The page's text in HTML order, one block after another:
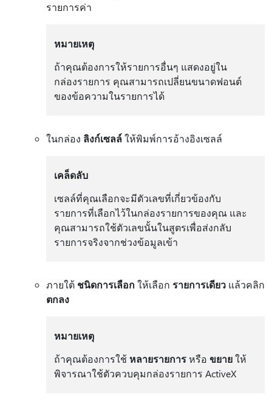
รายการค่า
หมายเหตุ
ถ้าคุณต้องการให้รายการอื่นๆ แสดงอยู่ใน
กล่องรายการ คุณสามารถเปลี่ยนขนาดฟอนต์
ของข้อความในรายการได้
ในกล่อง ลิงก์เซลล์ให้พิมพ์การอ้างอิงเซลล์
เคล็ดลับ
เซลล์ที่คุณเลือกจะมีตัวเลขที่เกี่ยวข้องกับ
รายการที่เลือกไว้ในกล่องรายการของคุณ และ
คุณสามารถใช้ตัวเลขนั้นในสูตรเพื่อส่งกลับ
รายการจริงจากช่วงข้อมูลเข้า
ภายใต้ ชนิดการเลือกให้เลือก รายการเดียว แล้วคลิก
ตกลง
หมายเหตุ
ถ้าคุณต้องการใช้ หลายรายการหรือ ขยายให้
พิจารณาใช้ตัวควบคุมกล่องรายการ ActiveX